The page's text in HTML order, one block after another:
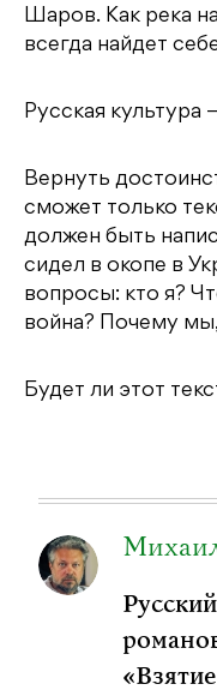
Шаров. Как река
всегда найдет
Русская культура
Вернуть
сможет только
должен быть
сидел в окопе в
вопросы: кто я?
война? Почему
Будет ли этот